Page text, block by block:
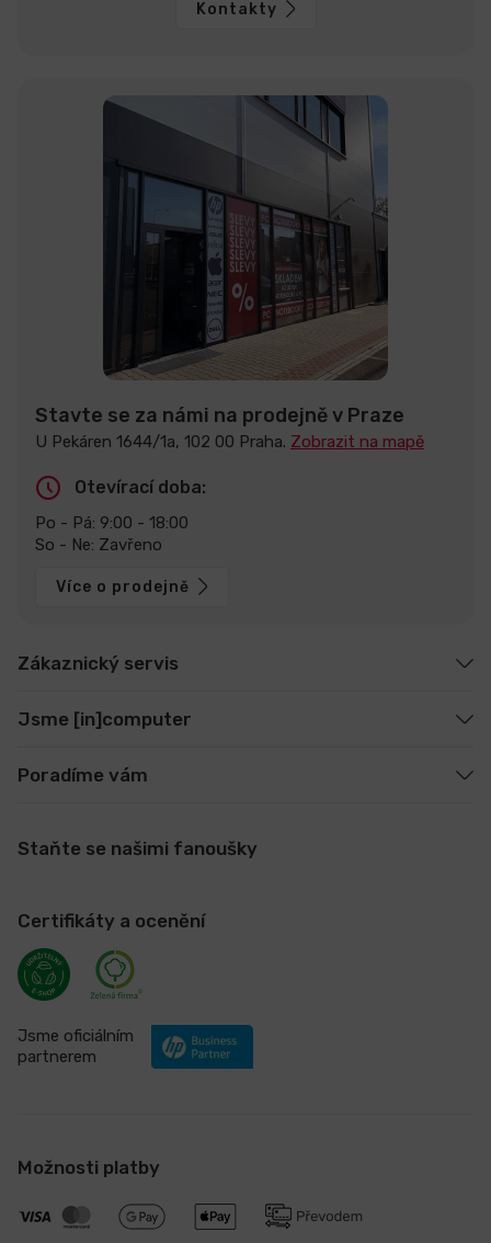
Kontakty
Stavte se za námi na prodejně v Praze
U Pekáren 1644/1a, 102 00 Praha. Zobrazit na mapě
Otevírací doba:
Po - Pá: 9:00 - 18:00
So - Ne: Zavřeno
Více o prodejně
Zákaznický servis
Jsme [in]computer
Poradíme vám
Staňte se našimi fanoušky
Certifikáty a ocenění
Jsme oficiálním
partnerem
Možnosti platby